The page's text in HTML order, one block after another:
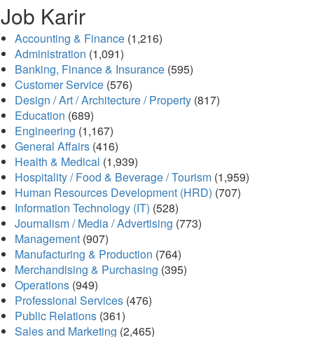
Job Karir
Accounting & Finance (1,216)
Administration (1,091)
Banking, Finance & Insurance (595)
Customer Service (576)
Design / Art / Architecture / Property (817)
Education (689)
Engineering (1,167)
General Affairs (416)
Health & Medical (1,939)
Hospitality / Food & Beverage / Tourism (1,959)
Human Resources Development (HRD) (707)
Information Technology (IT) (528)
Journalism / Media / Advertising (773)
Management (907)
Manufacturing & Production (764)
Merchandising & Purchasing (395)
Operations (949)
Professional Services (476)
Public Relations (361)
Sales and Marketing (2,465)